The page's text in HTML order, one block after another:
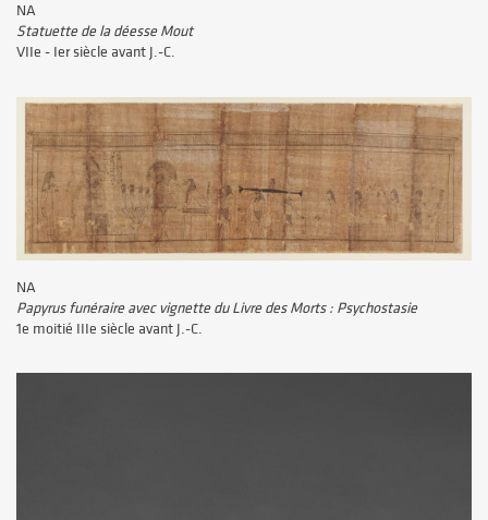
NA
Statuette de la déesse Mout
VIIe - Ier siècle avant J.-C.
NA
Papyrus funéraire avec vignette du Livre des Morts : Psychostasie
1e moitié IIIe siècle avant J.-C.